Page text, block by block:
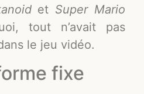
et Super Mario
tout n’avait pas
le jeu vidéo.
fixe